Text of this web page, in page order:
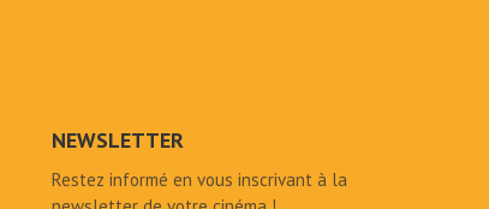
NEWSLETTER
Restez informé en vous inscrivant à la